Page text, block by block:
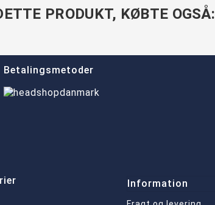
PRODUKT, KØBTE OGSÅ:
Betalingsmetoder
Information